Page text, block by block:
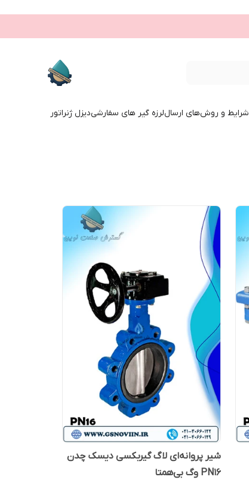
شرایط و روش‌های ارساللرزه گیر های سفارشیدیزل ژنراتور
شیر پروانه‌ای لاگ گیربکسی دیسک چدن
PN16 وگ بی‌همتا